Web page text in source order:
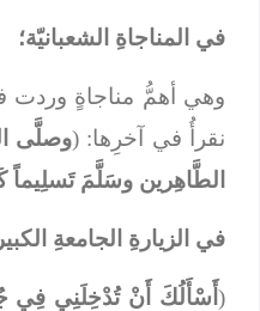
في المناجاةِ الشعبانيّة؛
وهي أهمُّ مناجاةٍ وردت
نقرأُ في آخرِها: ( وصلَّى
الطَّاهِرين وسَلَّمَ تَسلِيماً
في الزيارةِ الجامعةِ
أَسْأَلُكَ أَنْ تُدْخِلَنِي فِي